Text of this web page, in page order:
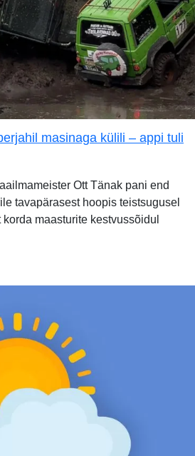
masinaga külili – appi tuli
Ott Tänak pani end
tavapärasest hoopis teistsugusel
maasturite kestvussõidul